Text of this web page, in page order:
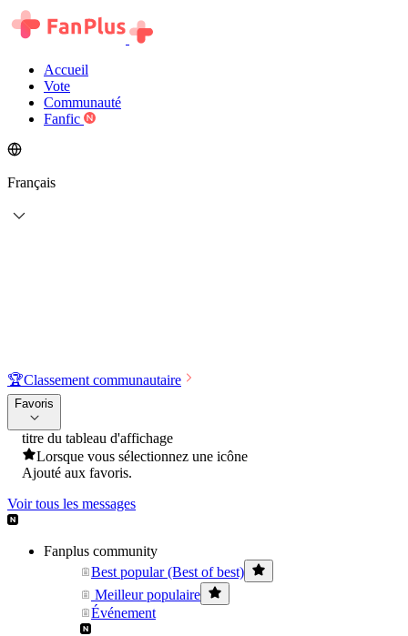
Accueil
Vote
Communauté
Fanfic
Français
🏆Classement communautaire
Favoris
titre du tableau d'affichage
Lorsque vous sélectionnez une icône
Ajouté aux favoris.
Voir tous les messages
Fanplus community
Best popular (Best of best)
Meilleur populaire
Événement